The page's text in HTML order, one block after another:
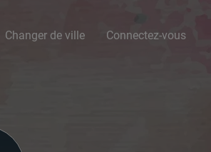
Changer de ville Connectez-vous